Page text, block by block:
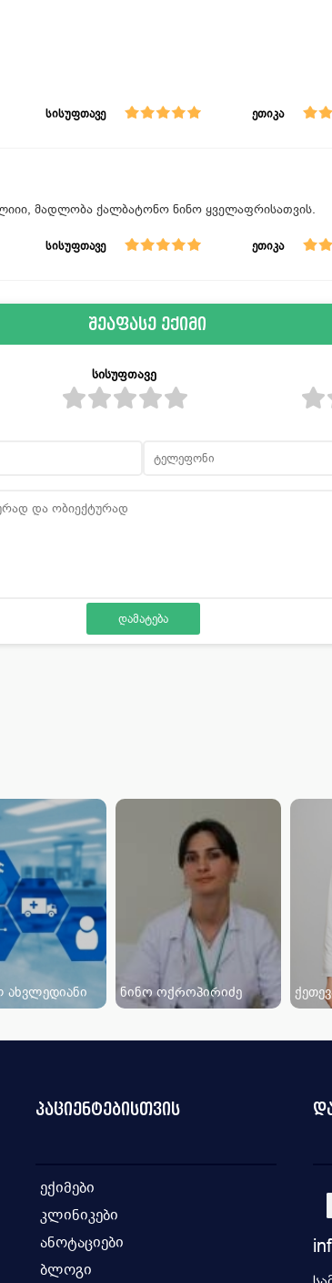
სისუფთავე ეთიკა
მადლობა ქალბატონო ნინო ყველაფრისათვის.
სისუფთავე ეთიკა
შეაფასე ექიმი
სისუფთავე
ნინო ოქროპირიძე
პაციენტებისთვის
ექიმები
კლინიკები
ანოტაციები
ბლოგი